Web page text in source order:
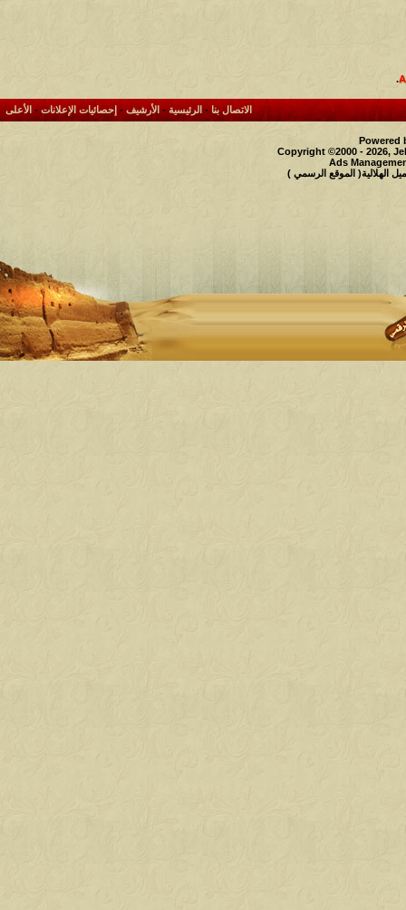
.
الاتصال بنا- الرئيسية-الأرشيف- إحصائيات الإعلانات- الأعلى
Powered
Copyright ©2000 - 2026,
Ads
الهلالية( الموقع الرسمي )